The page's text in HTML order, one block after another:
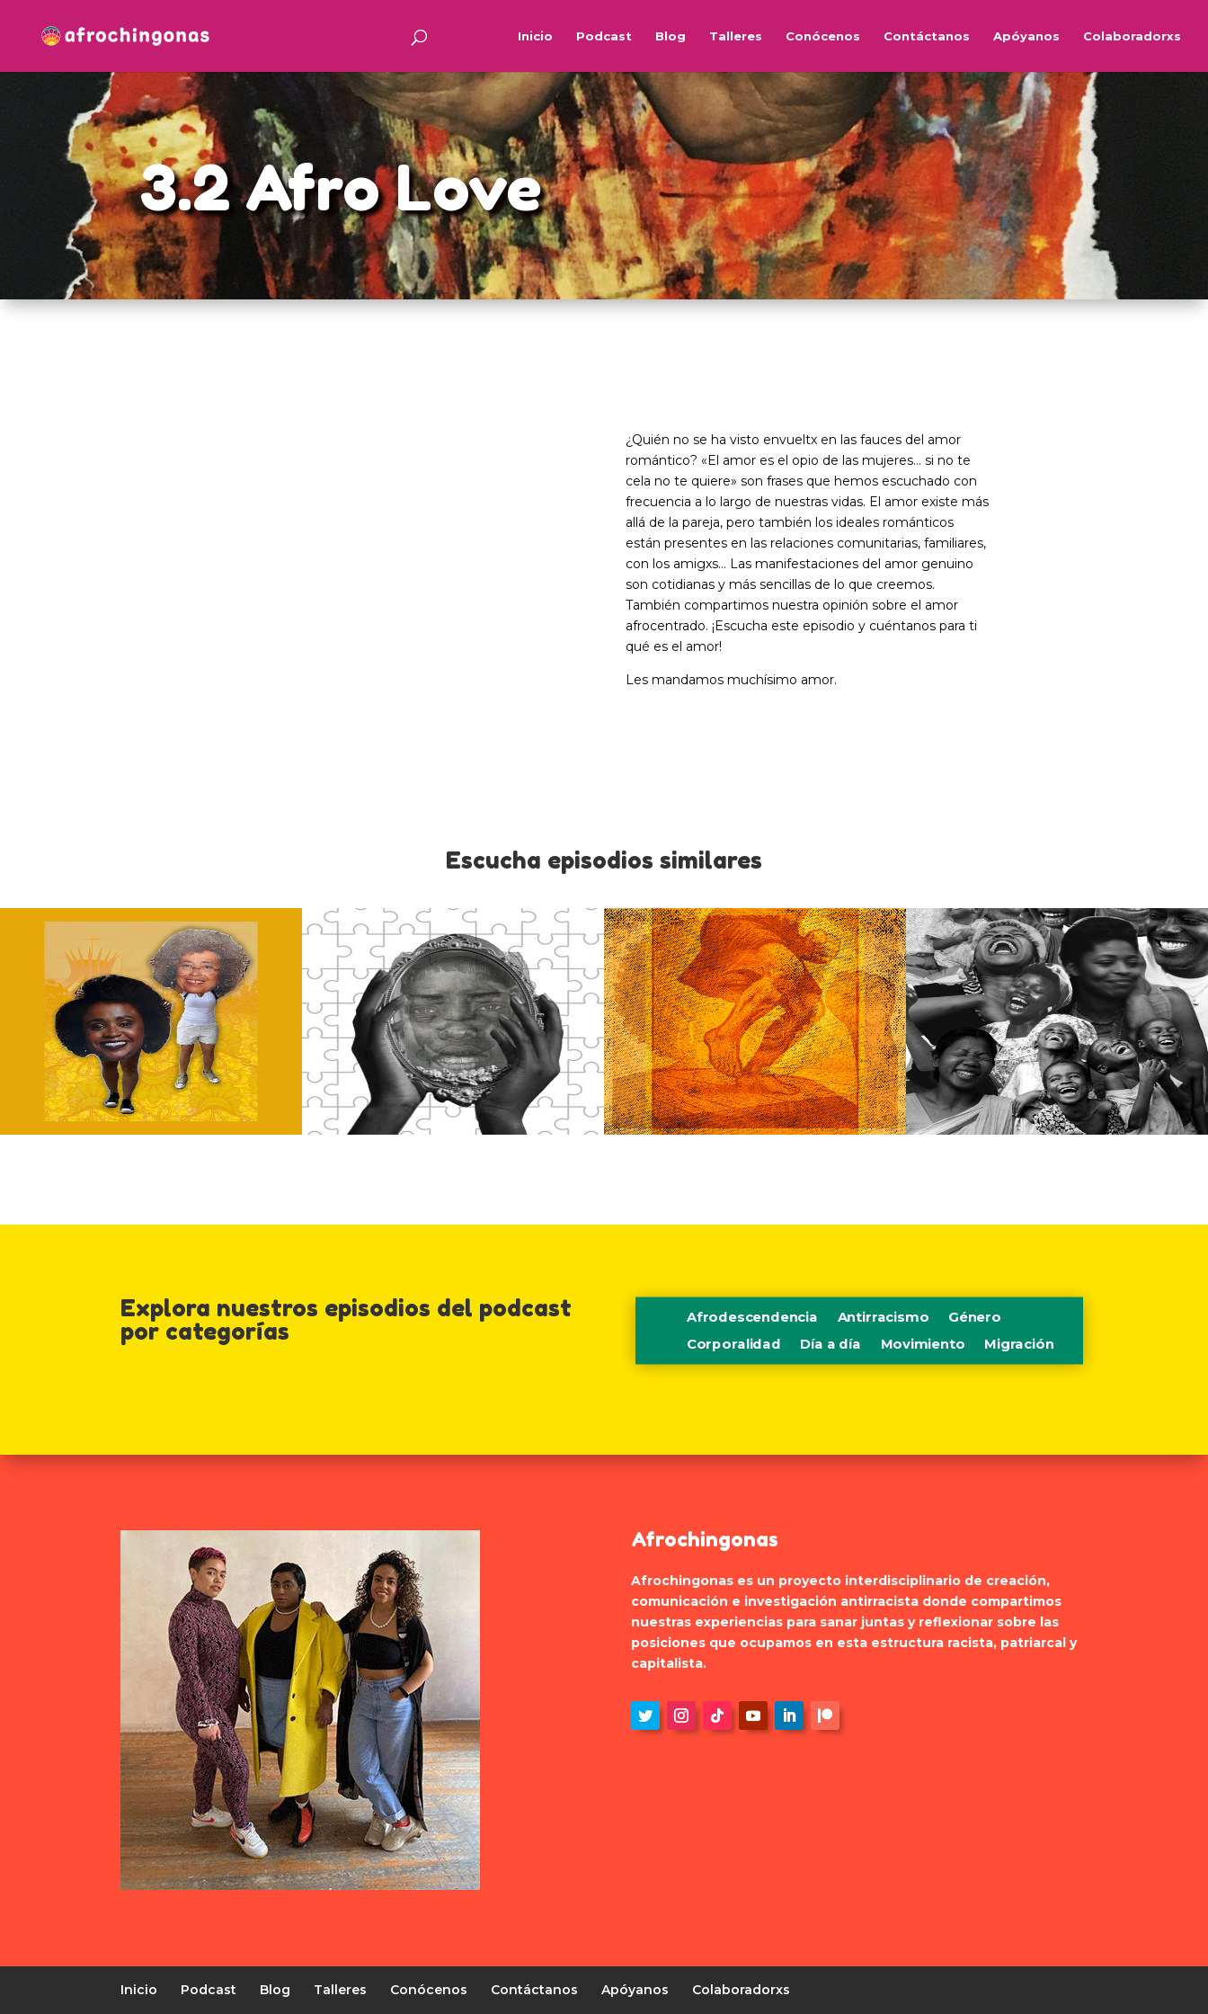
Inicio Podcast Blog Talleres Conócenos Contáctanos Apóyanos Colaboradorxs
3.2 Afro Love
¿Quién no se ha visto envueltx en las fauces del amor
romántico? «El amor es el opio de las mujeres… si no te
cela no te quiere» son frases que hemos escuchado con
frecuencia a lo largo de nuestras vidas. El amor existe más
allá de la pareja, pero también los ideales románticos
están presentes en las relaciones comunitarias, familiares,
con los amigxs… Las manifestaciones del amor genuino
son cotidianas y más sencillas de lo que creemos.
También compartimos nuestra opinión sobre el amor
afrocentrado. ¡Escucha este episodio y cuéntanos para ti
qué es el amor!
Les mandamos muchísimo amor.
Escucha episodios similares
Explora nuestros episodios del podcast
por categorías
Afrodescendencia Antirracismo
Género
Corporalidad
Día a día Movimiento Migración
Afrochingonas
Afrochingonas es un proyecto interdisciplinario de creación,
comunicación e investigación antirracista donde compartimos
nuestras experiencias para sanar juntas y reflexionar sobre las
posiciones que ocupamos en esta estructura racista, patriarcal y
capitalista.
Inicio Podcast Blog Talleres Conócenos Contáctanos Apóyanos Colaboradorxs